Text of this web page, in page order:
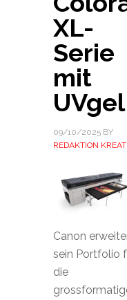
XL-
Serie
mit
UVgel
09/10/2025BY
REDAKTION
Canon
sein Portfolio
die